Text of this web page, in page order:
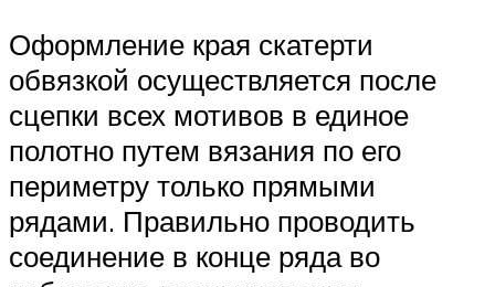
Оформление края скатерти
обвязкой осуществляется после
сцепки всех мотивов в единое
полотно путем вязания по его
периметру только прямыми
рядами. Правильно проводить
соединение в конце ряда во